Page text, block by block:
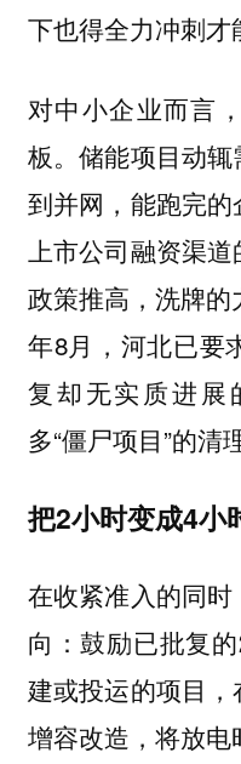
下也得全力冲刺才
对中小企业而言
板。储能项目动
到并网，能跑完
上市公司融资渠
政策推高，洗牌
年8月，河北已要
复却无实质进展
多“僵尸项目”的清
把2小时变成4小
在收紧准入的同
向：鼓励已批复
建或投运的项目
增容改造，将放电